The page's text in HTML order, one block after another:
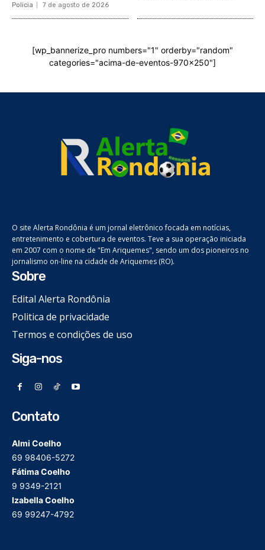
Policia 7 de agosto de 2026
[wp_bannerize_pro numbers="1" orderby="random"
categories="acima-de-eventos-970x250"]
O site Alerta Rondônia é um jornal eletrônico focada em notícias,
entretenimento e cobertura de eventos. Teve a sua operação iniciada
em 2007 com o nome de "Em Ariquemes", sendo um dos pioneiros no
jornalismo on-line na cidade de Ariquemes (RO).
Sobre
Edital Alerta Rondônia
Politica de privacidade
Termos e condições de uso
Siga-nos
Contato
Almi Coelho
69 98406-5272
Fátima Coelho
9 9349-2121
Izabella Coelho
69 99247-4792